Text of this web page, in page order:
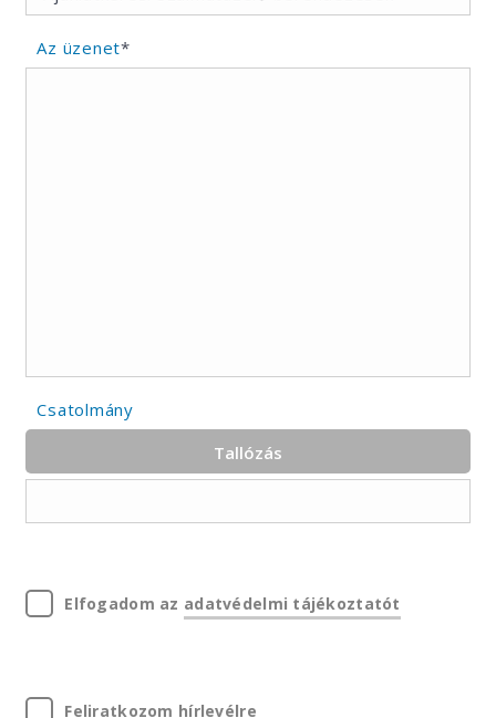
Az üzenet*
Csatolmány
Tallózás
Elfogadom az adatvédelmi tájékoztatót
Feliratkozom hírlevélre